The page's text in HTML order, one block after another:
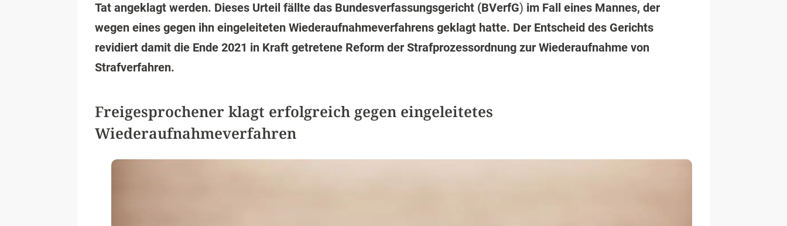
Tat angeklagt werden. Dieses Urteil fällte das Bundesverfassungsgericht (BVerfG) im Fall eines Mannes, der
wegen eines gegen ihn eingeleiteten Wiederaufnahmeverfahrens geklagt hatte. Der Entscheid des Gerichts
revidiert damit die Ende 2021 in Kraft getretene Reform der Strafprozessordnung zur Wiederaufnahme von
Strafverfahren.
Freigesprochener klagt erfolgreich gegen eingeleitetes
Wiederaufnahmeverfahren